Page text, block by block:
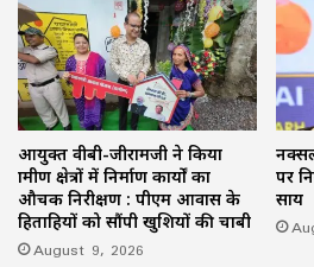
आयुक्त वीबी-जीरामजी ने किया
ग्रामीण क्षेत्रों में निर्माण कार्यों का
औचक निरीक्षण : पीएम आवास के
हितग्राहियों को सौंपी खुशियों की चाबी
August 9, 2026
पर
साय